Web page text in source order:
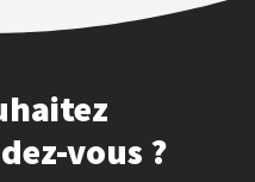
vous ?